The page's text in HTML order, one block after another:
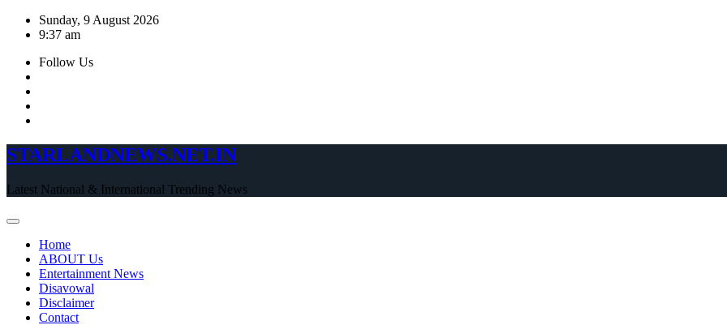
Skip
Sunday, 9 August 2026
9:37 am
Follow Us
STARLANDNEWS.NET.IN
Latest National & International Trending News
Home
ABOUT Us
Entertainment News
Disavowal
Disclaimer
Contact